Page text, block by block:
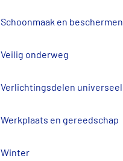
Schoonmaak en beschermen
Veilig onderweg
Verlichtingsdelen universeel
Werkplaats en gereedschap
Winter